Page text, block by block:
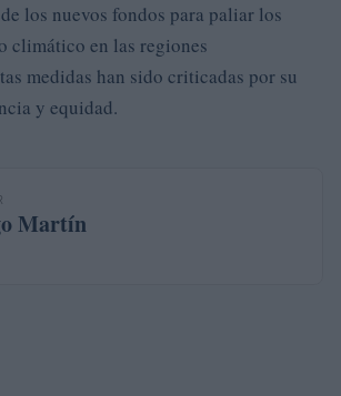
los nuevos fondos para paliar los
climático en las regiones
medidas han sido criticadas por su
y equidad.
Martín